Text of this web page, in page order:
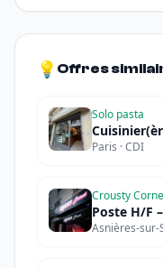
💡 Offres
Solo pasta
Paris · CDI
Crousty
Poste H/F
Asnières-sur-